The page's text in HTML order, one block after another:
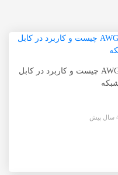
AWG چیست و کاربرد در کابل